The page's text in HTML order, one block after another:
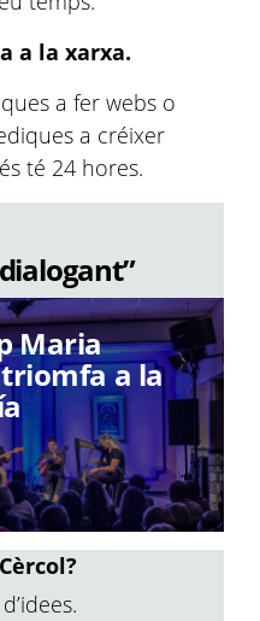
a la xarxa.
a fer webs o
a créixer
té 24 hores.
Maria
a la